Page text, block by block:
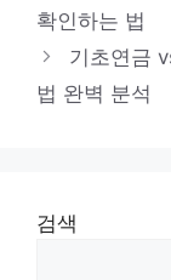
리
확인하는 법
기초연금
법 완벽 분석
검색